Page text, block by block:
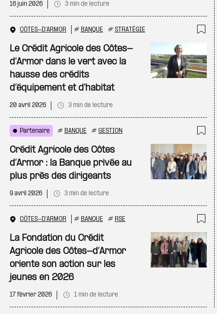
16 juin 2026 3 min de lecture
CÔTES-D'ARMOR # BANQUE # STRATÉGIE
Le Crédit Agricole des Côtes-
d’Armor dans le vert avec la
hausse des crédits
d’équipement et d’habitat
20 avril 2026 3 min de lecture
Partenaire # BANQUE # GESTION
Crédit Agricole des Côtes
d’Armor : la Banque privée au
plus près des dirigeants
9 avril 2026 3 min de lecture
CÔTES-D'ARMOR # BANQUE # RSE
La Fondation du Crédit
Agricole des Côtes-d’Armor
oriente son action sur les
jeunes en 2026
17 février 2026 1 min de lecture